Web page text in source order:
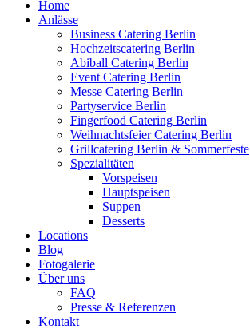
Home
Anlässe
Business Catering Berlin
Hochzeitscatering Berlin
Abiball Catering Berlin
Event Catering Berlin
Messe Catering Berlin
Partyservice Berlin
Fingerfood Catering Berlin
Weihnachtsfeier Catering Berlin
Grillcatering Berlin & Sommerfeste
Spezialitäten
Vorspeisen
Hauptspeisen
Suppen
Desserts
Locations
Blog
Fotogalerie
Über uns
FAQ
Presse & Referenzen
Kontakt